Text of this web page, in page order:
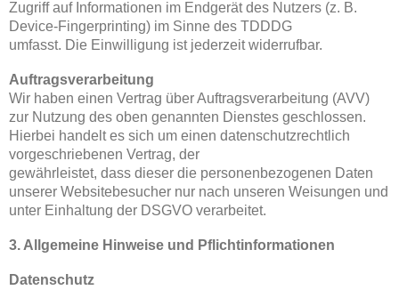
Zugriff auf Informationen im Endgerät des Nutzers (z. B.
Device-Fingerprinting) im Sinne des TDDDG
umfasst. Die Einwilligung ist jederzeit widerrufbar.
Auftragsverarbeitung
Wir haben einen Vertrag über Auftragsverarbeitung (AVV)
zur Nutzung des oben genannten Dienstes geschlossen.
Hierbei handelt es sich um einen datenschutzrechtlich
vorgeschriebenen Vertrag, der
gewährleistet, dass dieser die personenbezogenen Daten
unserer Websitebesucher nur nach unseren Weisungen und
unter Einhaltung der DSGVO verarbeitet.
3. Allgemeine Hinweise und Pflichtinformationen
Datenschutz